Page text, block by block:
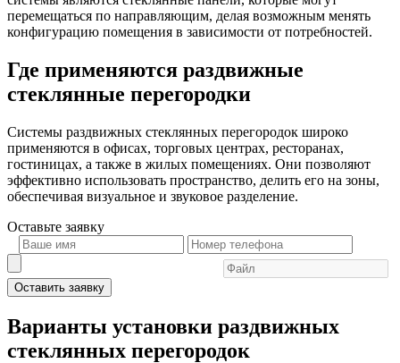
перемещаться по направляющим, делая возможным менять
конфигурацию помещения в зависимости от потребностей.
Где применяются раздвижные
стеклянные перегородки
Системы раздвижных стеклянных перегородок широко
применяются в офисах, торговых центрах, ресторанах,
гостиницах, а также в жилых помещениях. Они позволяют
эффективно использовать пространство, делить его на зоны,
обеспечивая визуальное и звуковое разделение.
Оставьте заявку
Оставить заявку
Варианты установки раздвижных
стеклянных перегородок